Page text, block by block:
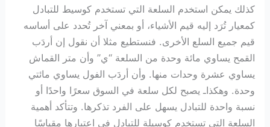
كذلك يمكن استخدم السلعة التي تستخدم كوسيط للتبادل
كمعيار تُرَد إليه قيم الأشياء، أو بمعني آخر تُحدد على أساسه
قيم جميع السلع الأخرى. فنستطيع مثلا أن نقول إن أردَب
القمح يساوي مائة وحدة من السلعة “ي” وأن متر القماش
يساوي عشرة وحدات منها. وأن أردَب الفول يساوي مائتي
وحدة. وهكذاـ يصبح لكل سلعة في السوق سعرًا واحدًا أو
نسبة واحدة للتبادل يسهل على الفرد تذكرها. وتتأكد أهمية
السلعة التي تستخدم كوسيلة للتبادل في اعتبارها مقياسًا